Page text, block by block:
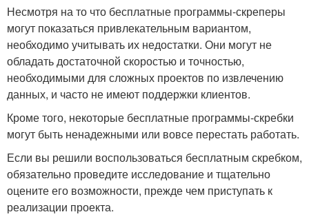
Несмотря на то что бесплатные программы-скреперы
могут показаться привлекательным вариантом,
необходимо учитывать их недостатки. Они могут не
обладать достаточной скоростью и точностью,
необходимыми для сложных проектов по извлечению
данных, и часто не имеют поддержки клиентов.
Кроме того, некоторые бесплатные программы-скребки
могут быть ненадежными или вовсе перестать работать.
Если вы решили воспользоваться бесплатным скребком,
обязательно проведите исследование и тщательно
оцените его возможности, прежде чем приступать к
реализации проекта.